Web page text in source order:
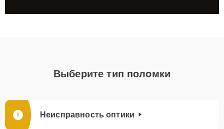
Выберите тип поломки
Неисправность оптики